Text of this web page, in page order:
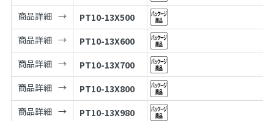
商品詳細
PT10-13X500
商品詳細
PT10-13X600
商品詳細
PT10-13X700
商品詳細
PT10-13X800
商品詳細
PT10-13X980